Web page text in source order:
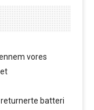
vores
batteri